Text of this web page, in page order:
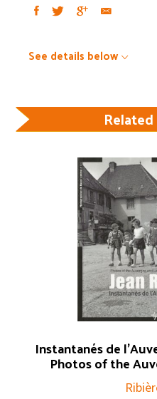
See details below
Instantanés de
Photos of the